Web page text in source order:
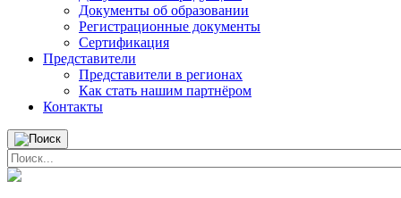
Документы об образовании
Регистрационные документы
Сертификация
Представители
Представители в регионах
Как стать нашим партнёром
Контакты